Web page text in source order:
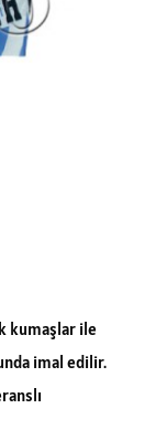
kumaşlar ile
imal edilir.